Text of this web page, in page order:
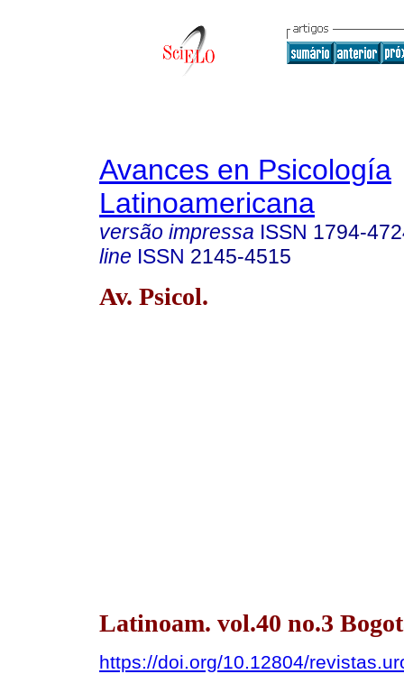
Avances en Psicología
Latinoamericana
versão impressa ISSN 1794-
line ISSN 2145-4515
Av. Psicol.
Latinoam. vol.40 no.3
https://doi.org/10.12804/